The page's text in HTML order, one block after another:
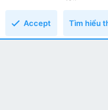
copyright by Tin học Thế hệ
Accept Tìm hiểu